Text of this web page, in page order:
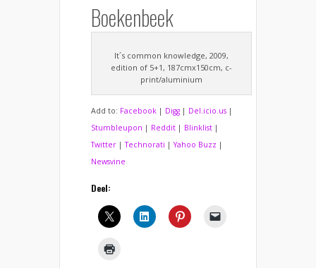
Boekenbeek
It´s common knowledge, 2009,
edition of 5+1, 187cmx150cm, c-
print/aluminium
Add to: Facebook | Digg | Del.icio.us |
Stumbleupon | Reddit | Blinklist |
Twitter |Technorati |Yahoo Buzz |
Newsvine
Deel: